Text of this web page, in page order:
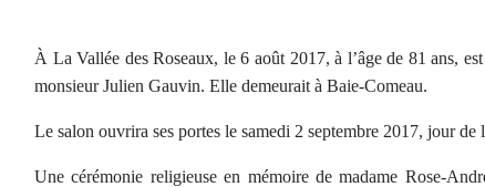
À La Vallée des Roseaux, le 6 août 2017, à l’âge de 81 ans,
monsieur Julien Gauvin. Elle demeurait à Baie-Comeau.
Le salon ouvrira ses portes le samedi 2 septembre 2017, jour
Une cérémonie religieuse en mémoire de madame Rose-